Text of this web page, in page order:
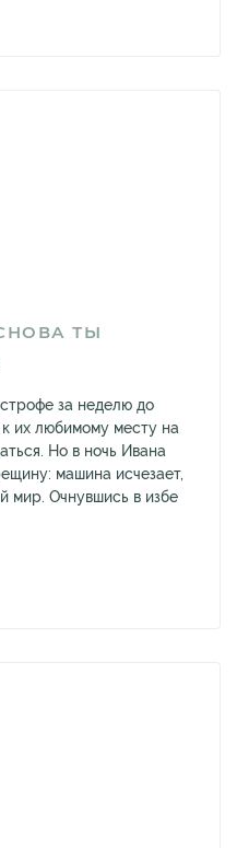
ТЫ
за неделю до
их любимому месту на
Но в ночь Ивана
машина исчезает,
мир. Очнувшись в избе